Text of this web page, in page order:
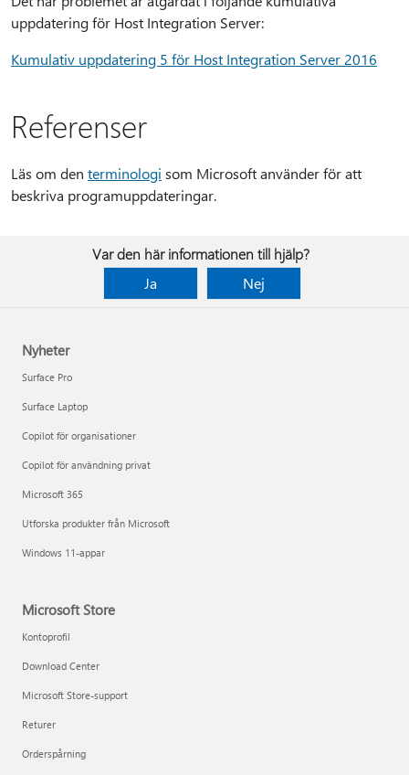
uppdatering för Host Integration Server:
Kumulativ uppdatering 5 för Host Integration Server 2016
Referenser
Läs om den terminologi som Microsoft använder för att
beskriva programuppdateringar.
Var den här informationen till hjälp?
Ja
Nej
Nyheter
Surface Pro
Surface Laptop
Copilot för organisationer
Copilot för användning privat
Microsoft 365
Utforska produkter från Microsoft
Windows 11-appar
Microsoft Store
Kontoprofil
Download Center
Microsoft Store-support
Returer
Orderspårning